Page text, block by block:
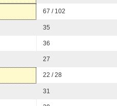
67 / 102
35
36
27
22 / 28
31